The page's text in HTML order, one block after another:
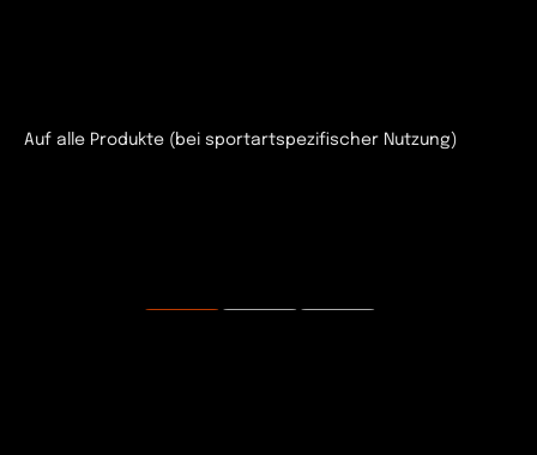
Auf alle Produkte (bei sportartspezifischer Nutzung)